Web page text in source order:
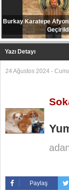
Burkay Karatepe
Yazı Detayı
24 Ağustos 2024 -
Paylaş